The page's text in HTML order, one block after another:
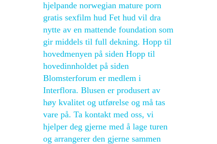
hjelpande norwegian mature porn
gratis sexfilm hud Fet hud vil dra
nytte av en mattende foundation som
gir middels til full dekning. Hopp til
hovedmenyen på siden Hopp til
hovedinnholdet på siden
Blomsterforum er medlem i
Interflora. Blusen er produsert av
høy kvalitet og utførelse og må tas
vare på. Ta kontakt med oss, vi
hjelper deg gjerne med å lage turen
og arrangerer den gjerne sammen